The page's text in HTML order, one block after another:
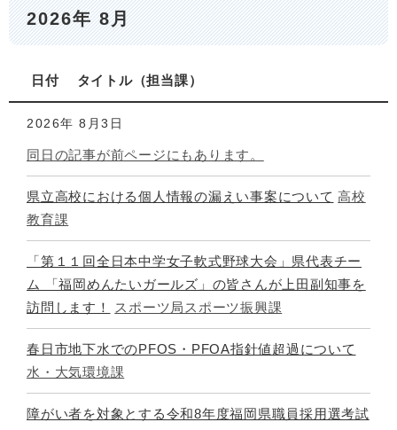
2026年 8月
日付 タイトル 担当課
2026年 8月3日
同日の記事が前ページにもあります。
県立高校における個人情報の漏えい事案について 高校
教育課
「第１１回全日本中学女子軟式野球大会」県代表チー
ム 「福岡めんたいガールズ」の皆さんが上田副知事を
訪問します！
スポーツ局スポーツ振興課
春日市地下水でのPFOS・PFOA指針値超過について
水・大気環境課
障がい者を対象とする令和8年度福岡県職員採用選考試